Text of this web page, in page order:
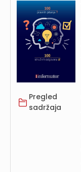
Pregled
sadržaja